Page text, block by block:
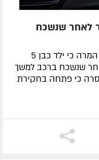
ילד חב"די בן 5 נפטר לאחר שנשכח
בצער רב ובזעזוע כבד התקבלה הבשורה המרה כי ילד כבן 5
שנשכח ברכב למשך
כי פתחה בחקירת